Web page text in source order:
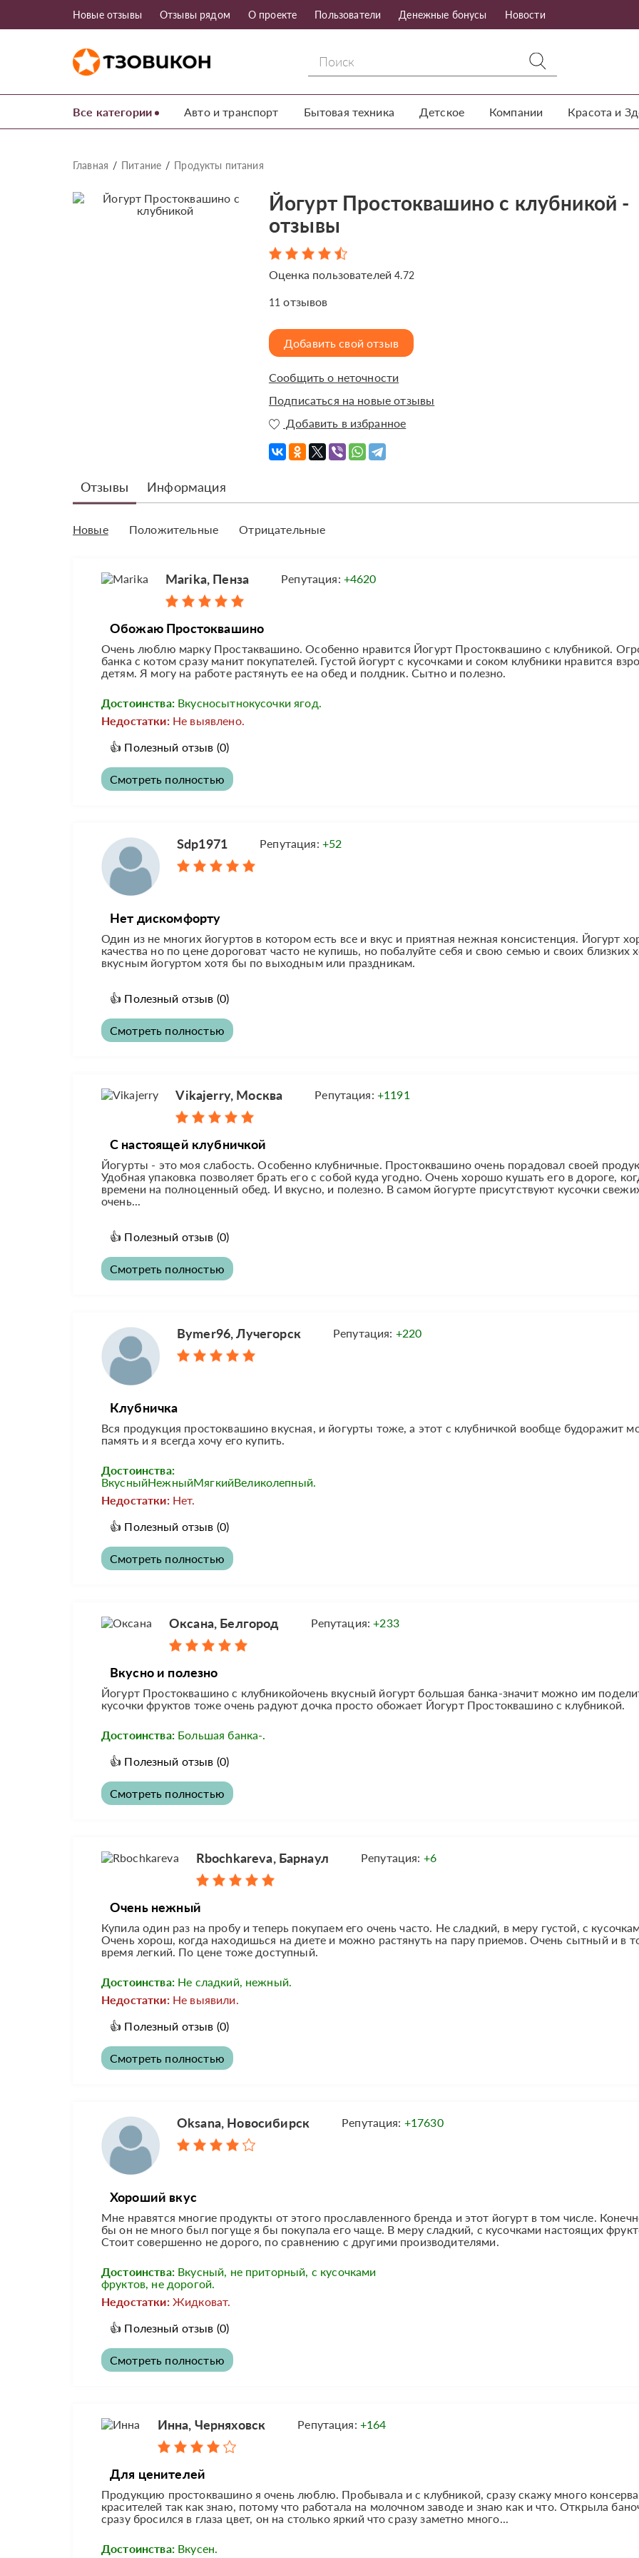
Новые отзывы Отзывы рядом О проекте Пользователи Денежные бонусы Новости
Все категории Авто и транспорт Бытовая техника Детское Компании Красота и
Главная Питание Продукты питания
Йогурт Простоквашино с клубникой -
отзывы
Оценка пользователей4.72
11 отзывов
Добавить свой отзыв
Сообщить о неточности
Подписаться на новые отзывы
Добавить в избранное
Отзывы Информация
Новые Положительные Отрицательные
Marika, Пенза Репутация: +4620
Обожаю Простоквашино
Очень люблю марку Простаквашино. Особенно нравится Йогурт Простоквашино с клубникой.
банка с котом сразу манит покупателей. Густой йогурт с кусочками и соком клубники нравится
детям. Я могу на работе растянуть ее на обед и полдник. Сытно и полезно.
Достоинства: Вкусносытнокусочки ягод.
Недостатки: Не выявлено.
👍 Полезный отзыв (0)
Смотреть полностью
Sdp1971 Репутация: +52
Нет дискомфорту
Один из не многих йогуртов в котором есть все и вкус и приятная нежная консистенция. Йогурт
качества но по цене дороговат часто не купишь, но побалуйте себя и свою семью и своих близких
вкусным йогуртом хотя бы по выходным или праздникам.
👍 Полезный отзыв (0)
Смотреть полностью
Vikajerry, Москва Репутация: +1191
С настоящей клубничкой
Йогурты - это моя слабость. Особенно клубничные. Простоквашино очень порадовал своей
Удобная упаковка позволяет брать его с собой куда угодно. Очень хорошо кушать его в дороге,
времени на полноценный обед. И вкусно, и полезно. В самом йогурте присутствуют кусочки
очень...
👍 Полезный отзыв (0)
Смотреть полностью
Bymer96, Лучегорск Репутация: +220
Клубничка
Вся продукция простоквашино вкусная, и йогурты тоже, а этот с клубничкой вообще будоражит
память и я всегда хочу его купить.
Достоинства:
ВкусныйНежныйМягкийВеликолепный.
Недостатки: Нет.
👍 Полезный отзыв (0)
Смотреть полностью
Оксана, Белгород Репутация:+233
Вкусно и полезно
Йогурт Простоквашино с клубникойочень вкусный йогурт большая банка-значит можно им
кусочки фруктов тоже очень радуют дочка просто обожает Йогурт Простоквашино с клубникой.
Достоинства: Большая банка-.
👍 Полезный отзыв (0)
Смотреть полностью
Rbochkareva, Барнаул Репутация: +6
Очень нежный
Купила один раз на пробу и теперь покупаем его очень часто. Не сладкий, в меру густой, с
Очень хорош, когда находишься на диете и можно растянуть на пару приемов. Очень сытный и в
время легкий. По цене тоже доступный.
Достоинства: Не сладкий, нежный.
Недостатки: Не выявили.
👍 Полезный отзыв (0)
Смотреть полностью
Oksana, Новосибирск Репутация: +17630
Хороший вкус
Мне нравятся многие продукты от этого прославленного бренда и этот йогурт в том числе.
бы он не много был погуще я бы покупала его чаще. В меру сладкий, с кусочками настоящих
Стоит совершенно не дорого, по сравнению с другими производителями.
Достоинства: Вкусный, не приторный, с кусочками
фруктов, не дорогой.
Недостатки: Жидковат.
👍 Полезный отзыв (0)
Смотреть полностью
Инна, Черняховск Репутация: +164
Для ценителей
Продукцию простоквашино я очень люблю. Пробывала и с клубникой, сразу скажу много
красителей так как знаю, потому что работала на молочном заводе и знаю как и что. Открыла
сразу бросился в глаза цвет, он на столько яркий что сразу заметно много...
Достоинства: Вкусен.